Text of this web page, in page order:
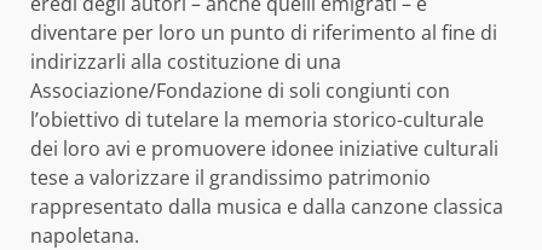
diventare per loro un punto di riferimento al fine di
indirizzarli alla costituzione di una
Associazione/Fondazione di soli congiunti con
l’obiettivo di tutelare la memoria storico-culturale
dei loro avi e promuovere idonee iniziative culturali
tese a valorizzare il grandissimo patrimonio
rappresentato dalla musica e dalla canzone classica
napoletana.